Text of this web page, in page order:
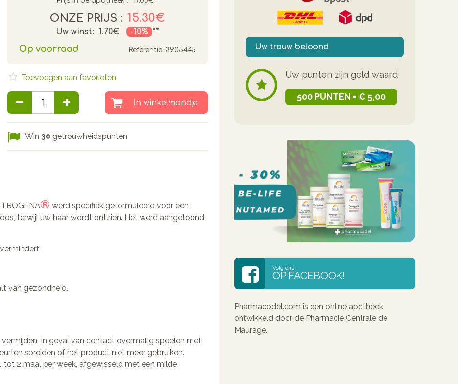
ONZE PRIJS : 15.30€
Uw winst: 1.70€ -10% **
Op voorraad Referentie: 3905445
Toevoegen aan favorieten
In winkelmandje
Win 30 getrouwheidspunten
® werd specifiek geformuleerd voor een
terwijl uw haar wordt ontzien. Het werd aangetoond
van gezondheid.
In geval van contact overmatig spoelen met
spreiden of het product niet meer gebruiken.
tot 2 maal per week, afgewisseld met een milde
Uw trouw beloond
Uw punten zijn geld waard
500 PUNTEN = € 5,00
Volg ons
OP FACEBOOK!
Pharmacodel.com is een online apotheek
ontwikkeld door de Pharmacie Centrale de
Maurage.